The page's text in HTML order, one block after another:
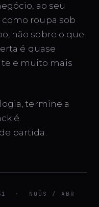
ao seu
roupa sob
não sobre o que
é quase
e muito mais
termine a
é
partida.
· NOÛS / ABR